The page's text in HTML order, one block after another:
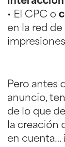
• El CPC o
en la red
Pero antes
anuncio,
de lo que
la creación
en cuenta…